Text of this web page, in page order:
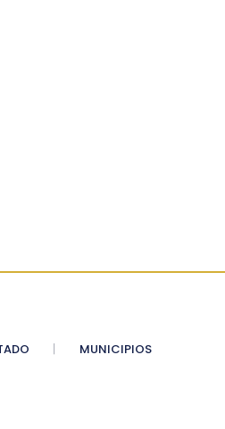
MUNICIPIOS